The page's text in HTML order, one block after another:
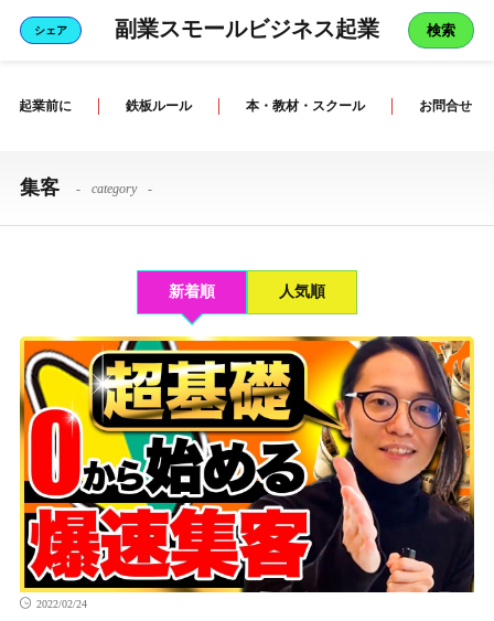
副業スモールビジネス起業
シェア 検索
ビジネスの基本
マインド一発！
「心理学」を勉強してほしい
「ライティング」言葉で感情を動かす
集客が難しい
私のサイト
note
AI副業
起業前に 鉄板ルール 本・教材・スクール お問合せ
集客 category
新着順 人気順
2022/02/24